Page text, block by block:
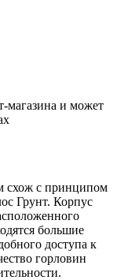
магазина и может
схож с принципом
Грунт. Корпус
большие
доступа к
горловин